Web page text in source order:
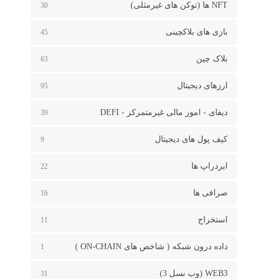
NFT ها (توکن های غیرمثلی) 30
بازی های بلاکچینی 45
بلاک چین 63
ارزهای دیجیتال 95
دیفای - امور مالی غیرمتمرکز - DEFI 39
کیف پول های دیجیتال 9
ایردراپ ها 22
صرافی ها 16
استخراج 11
داده درون شبکه ( شاخص های ON-CHAIN ) 1
WEB3 (وب نسل 3) 31